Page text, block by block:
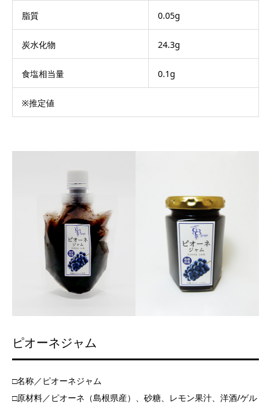
脂質 0.05g
炭水化物 24.3g
食塩相当量 0.1g
※推定値
ピオーネジャム
□名称／ピオーネジャム
□原材料／ピオーネ（島根県産）、砂糖、レモン果汁、洋酒/ゲル